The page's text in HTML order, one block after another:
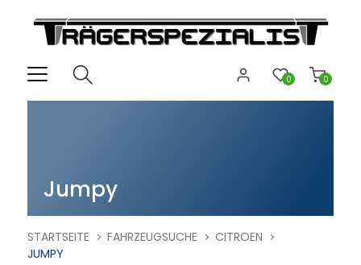
0
0
Jumpy
STARTSEITE FAHRZEUGSUCHE
CITROEN
JUMPY